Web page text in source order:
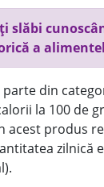
slăbi
a
din
la 100 de
acest produs
zilnică